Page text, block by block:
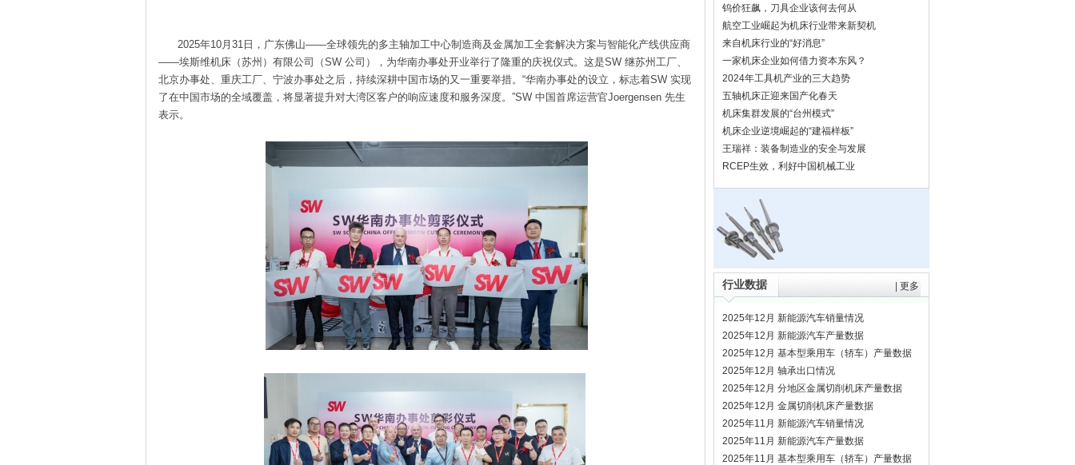
2025年10月31日，广东佛山——全球领先的多主轴加工中心制造商及金属加工全套解决方案与智能化产线供应商
——埃斯维机床（苏州）有限公司（SW 公司），为华南办事处开业举行了隆重的庆祝仪式。这是SW 继苏州工厂、
北京办事处、重庆工厂、宁波办事处之后，持续深耕中国市场的又一重要举措。“华南办事处的设立， 标志着SW 实现
了在中国市场的全域覆盖，将显著提升对大湾区客户的响应速度和服务深度。”SW 中国首席运营官Joergensen 先生
表示。
钨价狂飙，刀具企业该何去何从
航空工业崛起为机床行业带来新契机
来自机床行业的“好消息”
一家机床企业如何借力资本东风？
2024年工具机产业的三大趋势
五轴机床正迎来国产化春天
机床集群发展的“台州模式”
机床企业逆境崛起的“建福样板”
王瑞祥：装备制造业的安全与发展
RCEP生效，利好中国机械工业
行业数据 更多
2025年12月 新能源汽车销量情况
2025年12月 新能源汽车产量数据
2025年12月 基本型乘用车（轿车）产量数据
2025年12月 轴承出口情况
2025年12月 分地区金属切削机床产量数据
2025年12月 金属切削机床产量数据
2025年11月 新能源汽车销量情况
2025年11月 新能源汽车产量数据
2025年11月 基本型乘用车（轿车）产量数据